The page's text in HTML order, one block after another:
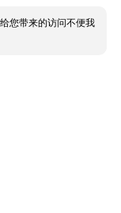
您带来的访问不便我